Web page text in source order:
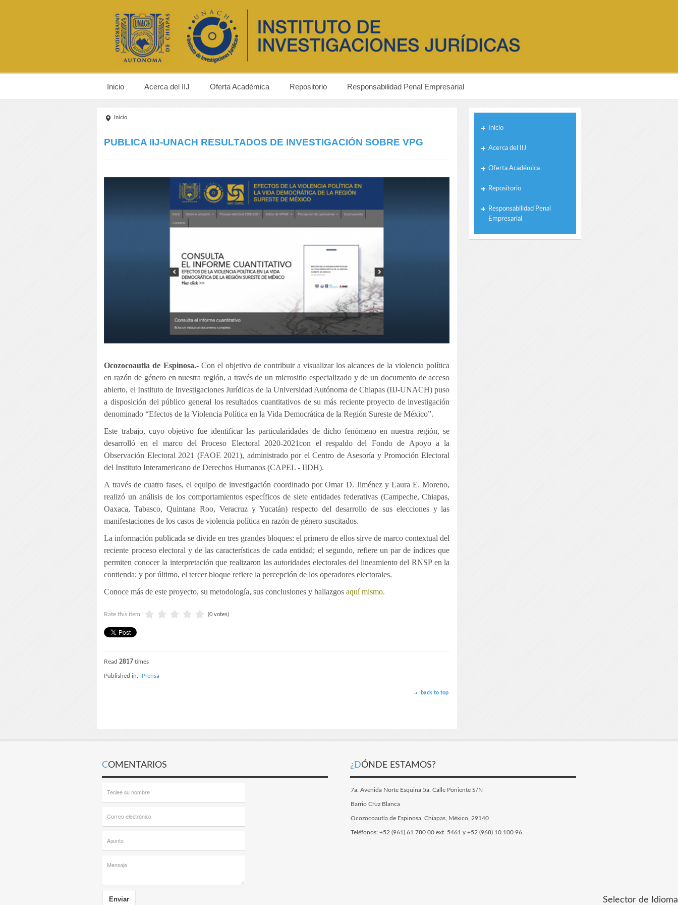
Selector de Idioma
Inicio Acerca del IIJ Oferta Académica Repositorio Responsabilidad Penal Empresarial
Inicio
PUBLICA IIJ-UNACH RESULTADOS DE INVESTIGACIÓN SOBRE VPG
Ocozocoautla de Espinosa.-Con el objetivo de contribuir a visualizar los alcances de la violencia política
en razón de género en nuestra región, a través de un micrositio especializado y de un documento de acceso
abierto, el Instituto de Investigaciones Jurídicas de la Universidad Autónoma de Chiapas (IIJ-UNACH) puso
a disposición del público general los resultados cuantitativos de su más reciente proyecto de investigación
denominado “Efectos de la Violencia Política en la Vida Democrática de la Región Sureste de México”.
Este trabajo, cuyo objetivo fue identificar las particularidades de dicho fenómeno en nuestra región, se
desarrolló en el marco del Proceso Electoral 2020-2021con el respaldo del Fondo de Apoyo a la
Observación Electoral 2021 (FAOE 2021), administrado por el Centro de Asesoría y Promoción Electoral
del Instituto Interamericano de Derechos Humanos (CAPEL - IIDH).
A través de cuatro fases, el equipo de investigación coordinado por Omar D. Jiménez y Laura E. Moreno,
realizó un análisis de los comportamientos específicos de siete entidades federativas (Campeche, Chiapas,
Oaxaca, Tabasco, Quintana Roo, Veracruz y Yucatán) respecto del desarrollo de sus elecciones y las
manifestaciones de los casos de violencia política en razón de género suscitados.
La información publicada se divide en tres grandes bloques: el primero de ellos sirve de marco contextual del
reciente proceso electoral y de las características de cada entidad; el segundo, refiere un par de índices que
permiten conocer la interpretación que realizaron las autoridades electorales del lineamiento del RNSP en la
contienda; y por último, el tercer bloque refiere la percepción de los operadores electorales.
Conoce más de este proyecto, su metodología, sus conclusiones y hallazgosaquí mismo.
Rate this item (0 votes)
Read2817 times
Published in: Prensa
back to top
Inicio
Acerca del IIJ
Oferta Académica
Repositorio
Responsabilidad Penal
Empresarial
COMENTARIOS
Enviar
¿DÓNDE ESTAMOS?
7a. Avenida Norte Esquina 5a. Calle Poniente S/N
Barrio Cruz Blanca
Ocozocoautla de Espinosa, Chiapas, México, 29140
Teléfonos: +52 (961) 61 780 00 ext. 5461 y +52 (968) 10 100 96